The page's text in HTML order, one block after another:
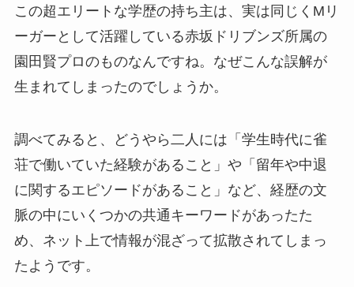
この超エリートな学歴の持ち主は、実は同じくMリ
ーガーとして活躍している赤坂ドリブンズ所属の
園田賢プロのものなんですね。なぜこんな誤解が
生まれてしまったのでしょうか。
調べてみると、どうやら二人には「学生時代に雀
荘で働いていた経験があること」や「留年や中退
に関するエピソードがあること」など、経歴の文
脈の中にいくつかの共通キーワードがあったた
め、ネット上で情報が混ざって拡散されてしまっ
たようです。